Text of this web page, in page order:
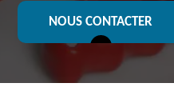
NOUS CONTACTER